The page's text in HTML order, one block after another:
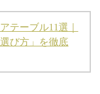
テーブル11選｜
び方」を徹底